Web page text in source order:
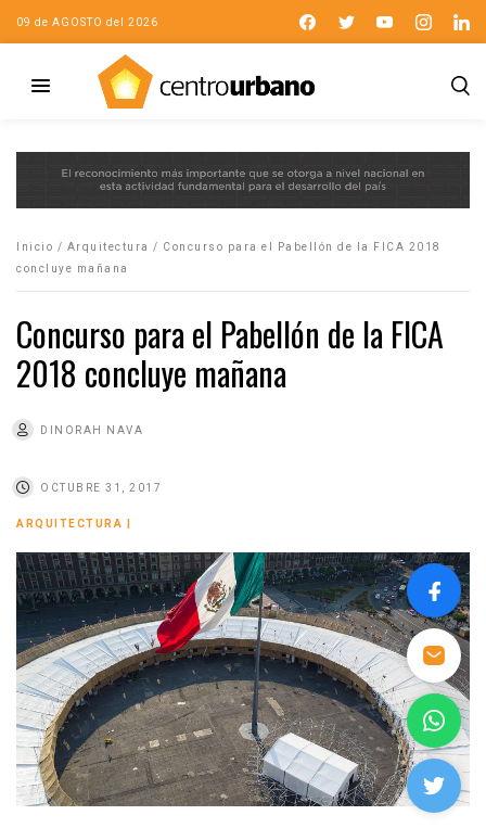
09 de AGOSTO del 2026
Inicio / Arquitectura / Concurso para el Pabellón de la FICA 2018
concluye mañana
Concurso para el Pabellón de la FICA
2018 concluye mañana
DINORAH NAVA
OCTUBRE 31, 2017
ARQUITECTURA